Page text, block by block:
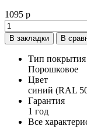
1095 р
В закладки
В
Тип покрытия
Порошковое
Цвет
синий (RAL
Гарантия
1 год
Все